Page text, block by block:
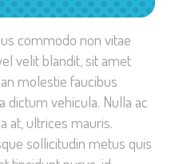
commodo non vitae
velit blandit, sit amet
molestie faucibus
dictum vehicula. Nulla ac
at, ultrices mauris.
sollicitudin metus quis